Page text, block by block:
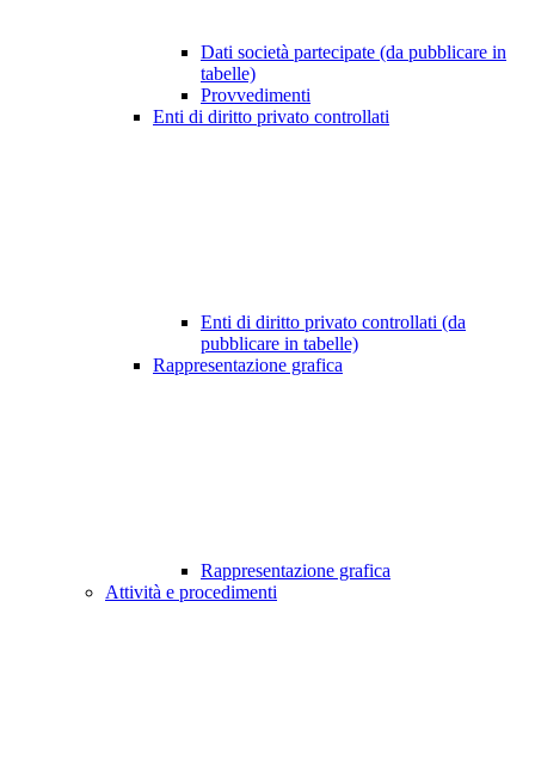
Dati società partecipate (da pubblicare in
tabelle)
Provvedimenti
Enti di diritto privato controllati
Enti di diritto privato controllati (da
pubblicare in tabelle)
Rappresentazione grafica
Rappresentazione grafica
Attività e procedimenti